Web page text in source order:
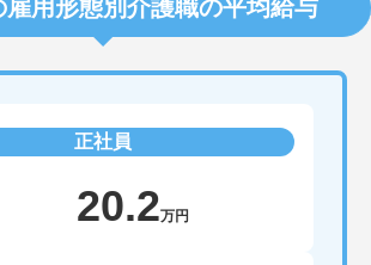
雇用形態別介護職の平均給与
正社員
20.2万円